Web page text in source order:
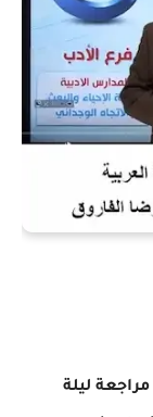
مراجعة ليلة